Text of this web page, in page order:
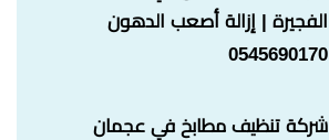
الفجيرة | إزالة أصعب الدهون
0545690170
شركة تنظيف مطابخ في عجمان